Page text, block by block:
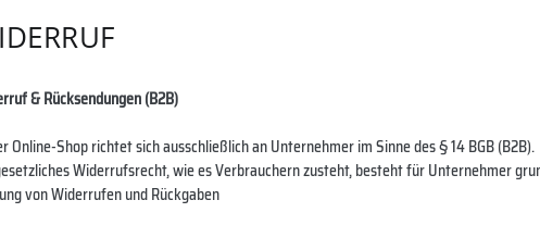
& Rücksendungen (B2B)
Online-Shop richtet sich ausschließlich an Unternehmer im Sinne des § 14 BGB (B2B).
Widerrufsrecht, wie es Verbrauchern zusteht, besteht für Unternehmer
von Widerrufen und Rückgaben